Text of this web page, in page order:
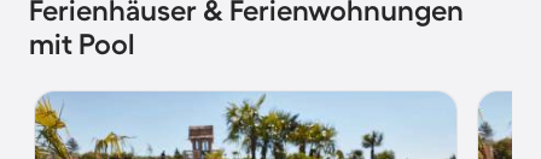
Ferienhäuser & Ferienwohnungen
mit Pool